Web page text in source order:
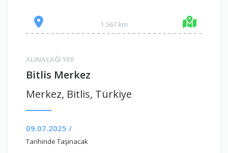
1.567 km
ALINACAĞI YER
Bitlis Merkez
Merkez, Bitlis, Türkiye
09.07.2025 /
Tarihinde Taşınacak